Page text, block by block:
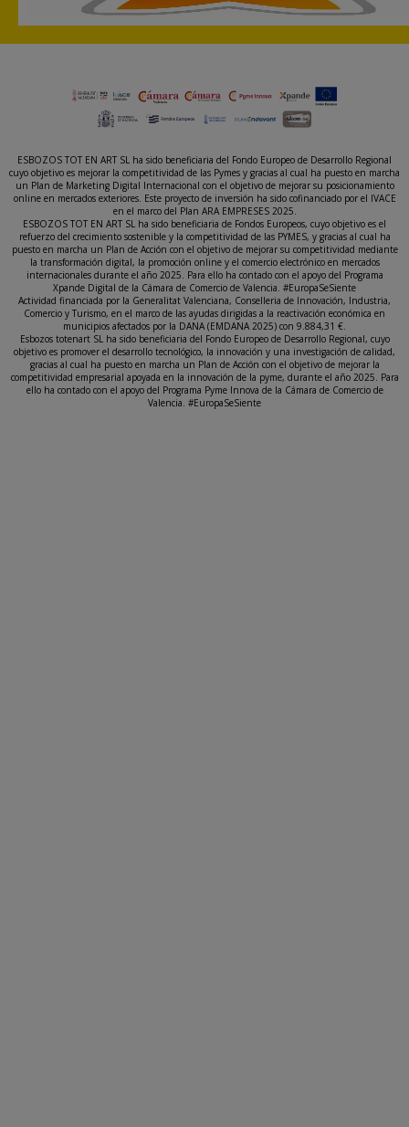
ESBOZOS TOT EN ART SL ha sido beneficiaria del Fondo Europeo de Desarrollo Regional
cuyo objetivo es mejorar la competitividad de las Pymes y gracias al cual ha puesto en marcha
un Plan de Marketing Digital Internacional con el objetivo de mejorar su posicionamiento
online en mercados exteriores. Este proyecto de inversión ha sido cofinanciado por el IVACE
en el marco del Plan ARA EMPRESES 2025.
ESBOZOS TOT EN ART SL ha sido beneficiaria de Fondos Europeos, cuyo objetivo es el
refuerzo del crecimiento sostenible y la competitividad de las PYMES, y gracias al cual ha
puesto en marcha un Plan de Acción con el objetivo de mejorar su competitividad mediante
la transformación digital, la promoción online y el comercio electrónico en mercados
internacionales durante el año 2025. Para ello ha contado con el apoyo del Programa
Xpande Digital de la Cámara de Comercio de Valencia. #EuropaSeSiente
Actividad financiada por la Generalitat Valenciana, Conselleria de Innovación, Industria,
Comercio y Turismo, en el marco de las ayudas dirigidas a la reactivación económica en
municipios afectados por la DANA (EMDANA 2025) con 9.884,31 €.
Esbozos totenart SL ha sido beneficiaria del Fondo Europeo de Desarrollo Regional, cuyo
objetivo es promover el desarrollo tecnológico, la innovación y una investigación de calidad,
gracias al cual ha puesto en marcha un Plan de Acción con el objetivo de mejorar la
competitividad empresarial apoyada en la innovación de la pyme, durante el año 2025. Para
ello ha contado con el apoyo del Programa Pyme Innova de la Cámara de Comercio de
Valencia. #EuropaSeSiente